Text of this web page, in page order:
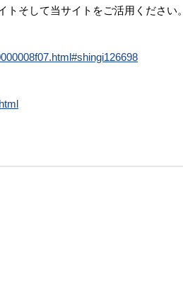
そして当サイトをご活用ください。